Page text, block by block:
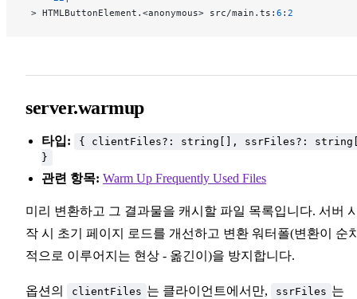
> HTMLButtonElement.<anonymous> src/main.ts: 6 : 2
server.warmup
타입:
{ clientFiles?: string[], ssrFiles?:
}
관련 항목: Warm Up Frequently Used Files
미리 변환하고 그 결과물을 캐시할 파일 목록입니다. 서버
작 시 초기 페이지 로드를 개선하고 변환 워터폴(변환이 순
적으로 이루어지는 현상 - 옮긴이)을 방지합니다.
옵션의 clientFiles 는 클라이언트에서만, ssrFiles 는